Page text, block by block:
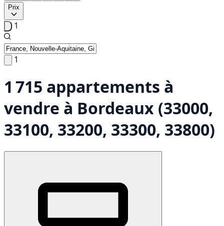
Prix
1
1
1 715 appartements à
vendre à Bordeaux (33000,
33100, 33200, 33300, 33800)